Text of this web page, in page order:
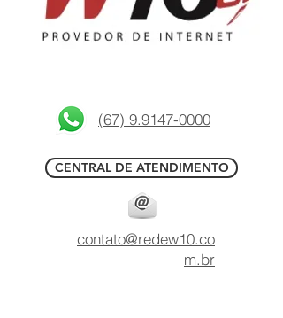
(67) 9.9147-0000
CENTRAL DE ATENDIMENTO
contato@redew10.co
m.br